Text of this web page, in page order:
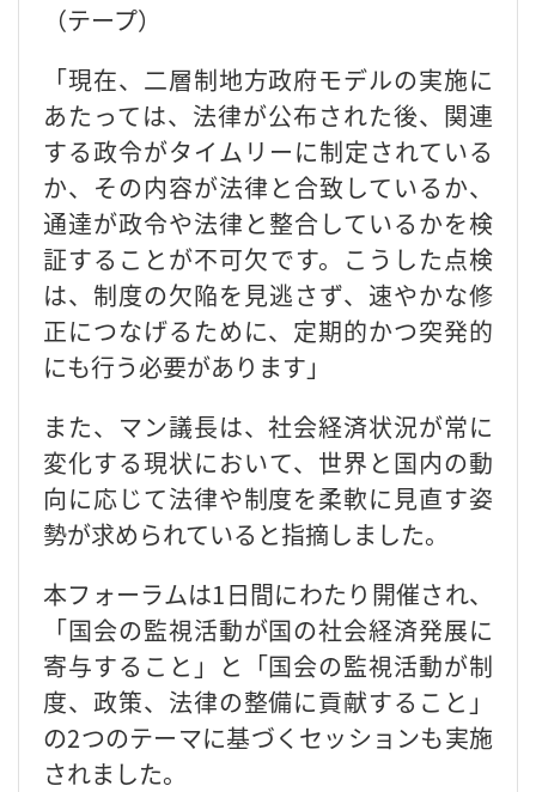
（テープ）
「現在、二層制地方政府モデルの実施に
あたっては、法律が公布された後、関連
する政令がタイムリーに制定されている
か、その内容が法律と合致しているか、
通達が政令や法律と整合しているかを検
証することが不可欠です。こうした点検
は、制度の欠陥を見逃さず、速やかな修
正につなげるために、定期的かつ突発的
にも行う必要があります」
また、マン議長は、社会経済状況が常に
変化する現状において、世界と国内の動
向に応じて法律や制度を柔軟に見直す姿
勢が求められていると指摘しました。
本フォーラムは1日間にわたり開催され、
「国会の監視活動が国の社会経済発展に
寄与すること」と「国会の監視活動が制
度、政策、法律の整備に貢献すること」
の2つのテーマに基づくセッションも実施
されました。